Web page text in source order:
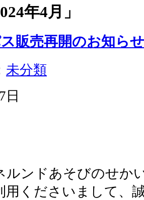
年4月 」
販売再開のお知らせ
未分類
日
ルンドあそびのせか
用くださいまして、